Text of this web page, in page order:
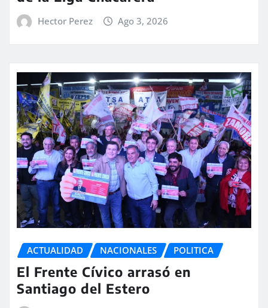
Hector Perez Ago 3, 2026
ACTUALIDAD NACIONALES POLITICA
El Frente Cívico arrasó en
Santiago del Estero